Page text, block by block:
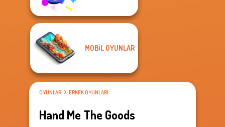
MOBIL OYUNLAR
OYUNLAR ERKEK OYUNLARI
Hand Me The Goods